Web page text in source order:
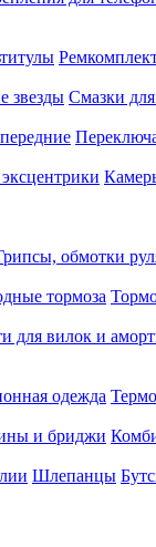
звезды Смазки
обмотки
тормоза
для вилок и
одежда
и бриджи
Шлепанцы